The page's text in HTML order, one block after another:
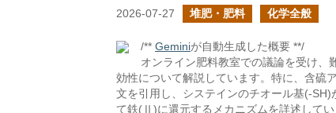
2026-07-27 堆肥・肥料 化学全般
/** Geminiが自動生成した概要 **/
オンライン肥料教室での議論を受け、
効性について解説しています。特に、含硫
文を引用し、システインのチオール基(-
て鉄(Ⅱ)に還元するメカニズムを詳述して